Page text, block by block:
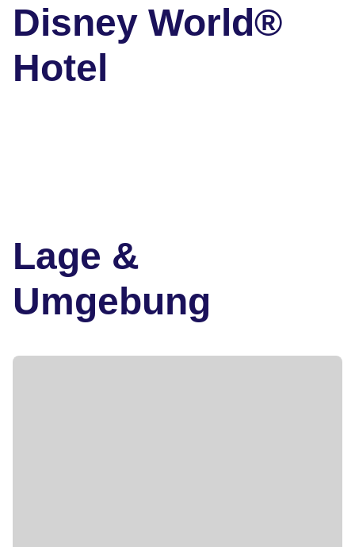
Disney World®
Hotel
Lage &
Umgebung